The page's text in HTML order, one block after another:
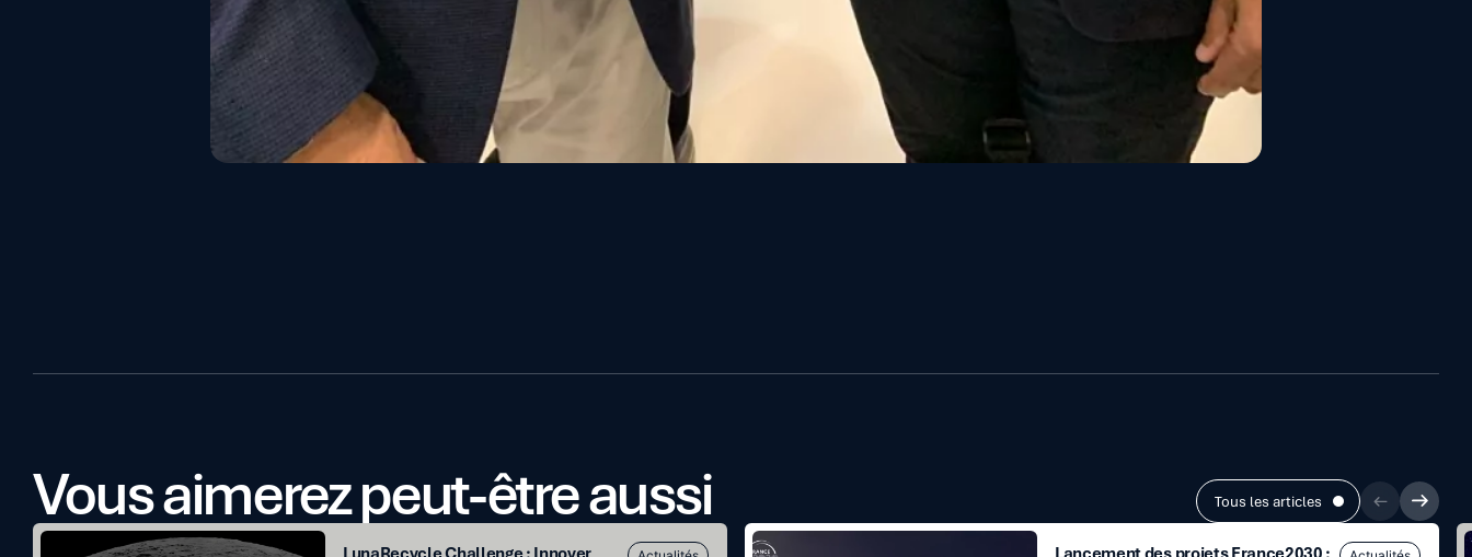
Vous aimerez peut-être aussi Tous les articles
LunaRecycle
LunaRecycle Challenge : Innover
Lancement
Lancement des projets France2030 :